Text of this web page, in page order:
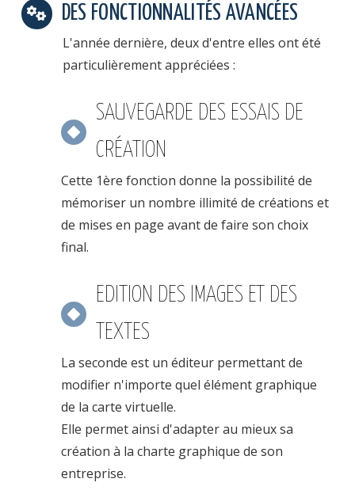
DES FONCTIONNALITÉS AVANCÉES
L'année dernière, deux d'entre elles ont été
particulièrement appréciées :
SAUVEGARDE DES ESSAIS DE
CRÉATION
Cette 1ère fonction donne la possibilité de
mémoriser un nombre illimité de créations et
de mises en page avant de faire son choix
final.
EDITION DES IMAGES ET DES
TEXTES
La seconde est un éditeur permettant de
modifier n'importe quel élément graphique
de la carte virtuelle.
Elle permet ainsi d'adapter au mieux sa
création à la charte graphique de son
entreprise.